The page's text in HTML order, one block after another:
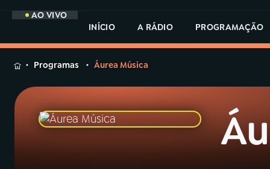
AO VIVO
INÍCIO
A RÁDIO PROGRAMAÇÃO
MENU
Buscar
Buscar
na
Rádio
Programas Áurea Música